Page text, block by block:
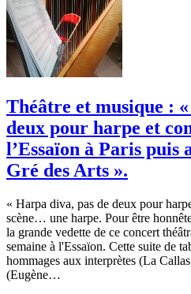
Théâtre et musique :
deux pour harpe et
l’Essaïon à Paris puis
Gré des Arts ».
« Harpa diva, pas de deux pour
scène… une harpe. Pour être
la grande vedette de ce concert
semaine à l'Essaïon. Cette suite de
hommages aux interprètes (La
(Eugène…